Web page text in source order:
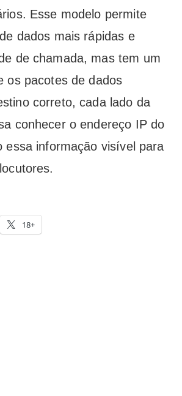
Esse modelo permite
dados mais rápidas e
de chamada, mas tem um
os pacotes de dados
correto, cada lado da
conhecer o endereço IP do
essa informação visível para
18+